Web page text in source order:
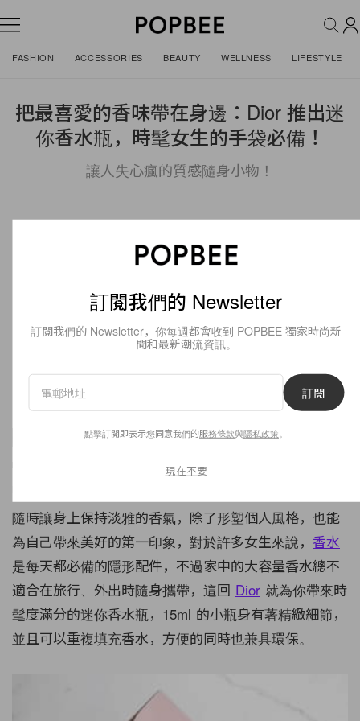
FASHION ACCESSORIES BEAUTY WELLNESS LIFESTYLE
把最喜愛的香味帶在身邊：Dior 推出迷
你香水瓶，時髦女生的手袋必備！
讓人失心瘋的質感隨身小物！
Dior
隨時讓身上保持淡雅的香氣，除了形塑個人風格，也能
為自己帶來美好的第一印象，對於許多女生來說， 香水
是每天都必備的隱形配件，不過家中的大容量香水總不
適合在旅行、外出時隨身攜帶，這回 Dior 就為你帶來時
髦度滿分的迷你香水瓶，15ml 的小瓶身有著精緻細節，
並且可以重複填充香水，方便的同時也兼具環保。
訂閱我們的 Newsletter
訂閱我們的 Newsletter，你每週都會收到 POPBEE 獨家時尚新
聞和最新潮流資訊。
訂閱
點擊訂閱即表示您同意我們的服務條款與隱私政策
現在不要